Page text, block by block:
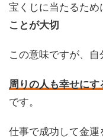
宝くじに当たるため
ことが大切
この意味ですが、自
周りの人も幸せに
です。
仕事で成功して金